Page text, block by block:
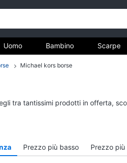
Giacca uomo
Uomo Bambino Scarpe
Michael kors borse
tra tantissimi prodotti in offerta,
Prezzo più basso Prezzo più